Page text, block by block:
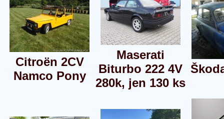
Citroën 2CV
Namco Pony
Maserati
Biturbo 222 4V
280k, jen 130 ks